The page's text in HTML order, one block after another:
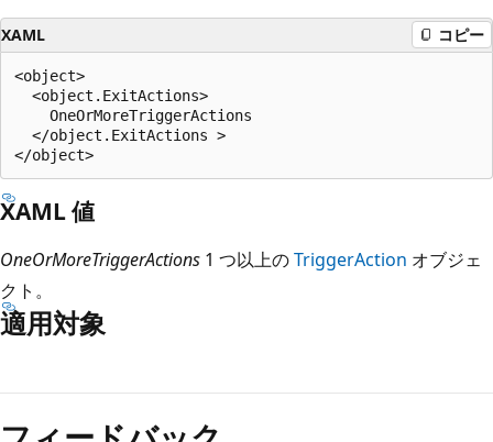
XAML コピー
<object>
  <object.ExitActions>
    OneOrMoreTriggerActions
  </object.ExitActions >
XAML 値
OneOrMoreTriggerActions 1 つ以上のTriggerAction オブジェ
クト。
適用対象
み
取